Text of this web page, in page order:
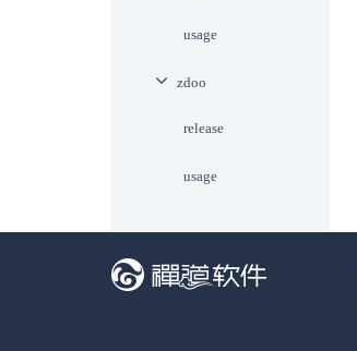
usage
zdoo
release
usage